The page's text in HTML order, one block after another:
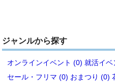
ジャンルから探す
オンラインイベント (0) 就活イベ
セール・フリマ (0) おまつり (0)